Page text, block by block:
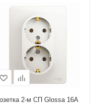
2-м СП Glossa 16А